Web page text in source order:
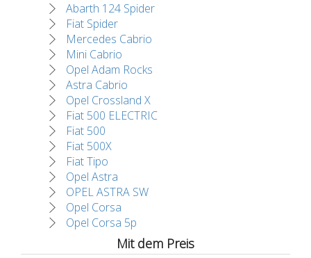
Abarth 124 Spider
Fiat Spider
Mercedes Cabrio
Mini Cabrio
Opel Adam Rocks
Astra Cabrio
Opel Crossland X
Fiat 500 ELECTRIC
Fiat 500
Fiat 500X
Fiat Tipo
Opel Astra
OPEL ASTRA SW
Opel Corsa
Opel Corsa 5p
Mit dem Preis